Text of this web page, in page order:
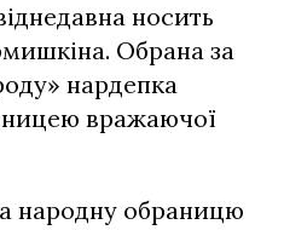
носить
Обрана за
нардепка
вражаючої
народну обраницю